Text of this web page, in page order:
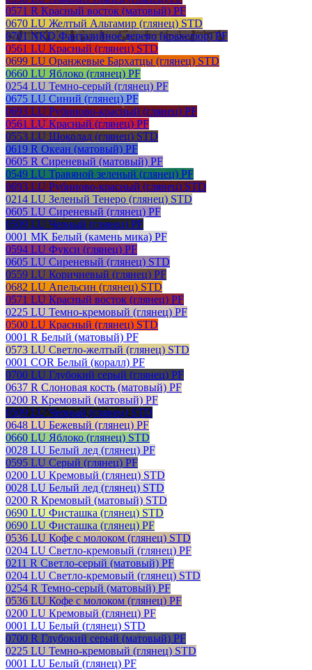
0571 R Красный восток (матовый) PF
0670 LU Желтый Альтамир (глянец) STD
0701 NKD Фантазийное дерево (кракелюр) PF
0561 LU Красный (глянец) STD
0699 LU Оранжевые Бархатцы (глянец) STD
0660 LU Яблоко (глянец) PF
0254 LU Темно-серый (глянец) PF
0675 LU Синий (глянец) PF
0693 LU Рубиново-красный (глянец) PF
0561 LU Красный (глянец) PF
0553 LU Шоколад (глянец) STD
0619 R Океан (матовый) PF
0605 R Сиреневый (матовый) PF
0549 LU Травяной зеленый (глянец) PF
0693 LU Рубиново-красный (глянец) STD
0214 LU Зеленый Тенеро (глянец) STD
0605 LU Сиреневый (глянец) PF
0509 LU Черный (глянец) PF
0001 MK Белый (камень мика) PF
0594 LU Фукси (глянец) PF
0605 LU Сиреневый (глянец) STD
0559 LU Коричневый (глянец) PF
0682 LU Апельсин (глянец) STD
0571 LU Красный восток (глянец) PF
0225 LU Темно-кремовый (глянец) PF
0500 LU Красный (глянец) STD
0001 R Белый (матовый) PF
0573 LU Светло-желтый (глянец) STD
0001 COR Белый (коралл) PF
0700 LU Глубокий серый (глянец) PF
0637 R Слоновая кость (матовый) PF
0200 R Кремовый (матовый) PF
0509 LU Черный (глянец) STD
0648 LU Бежевый (глянец) PF
0660 LU Яблоко (глянец) STD
0028 LU Белый лед (глянец) PF
0595 LU Серый (глянец) PF
0200 LU Кремовый (глянец) STD
0028 LU Белый лед (глянец) STD
0200 R Кремовый (матовый) STD
0690 LU Фисташка (глянец) STD
0690 LU Фисташка (глянец) PF
0536 LU Кофе с молоком (глянец) STD
0204 LU Светло-кремовый (глянец) PF
0211 R Светло-серый (матовый) PF
0204 LU Светло-кремовый (глянец) STD
0254 R Темно-серый (матовый) PF
0536 LU Кофе с молоком (глянец) PF
0200 LU Кремовый (глянец) PF
0001 LU Белый (глянец) STD
0700 R Глубокий серый (матовый) PF
0225 LU Темно-кремовый (глянец) STD
0001 LU Белый (глянец) PF